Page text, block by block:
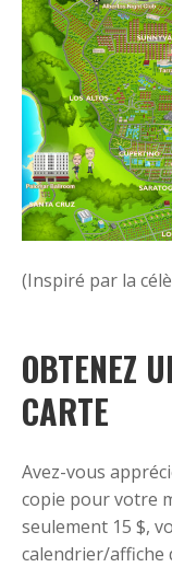
(Inspiré par la
OBTENEZ
CARTE
Avez-vous
copie pour votre
seulement 15 $,
calendrier/affiche